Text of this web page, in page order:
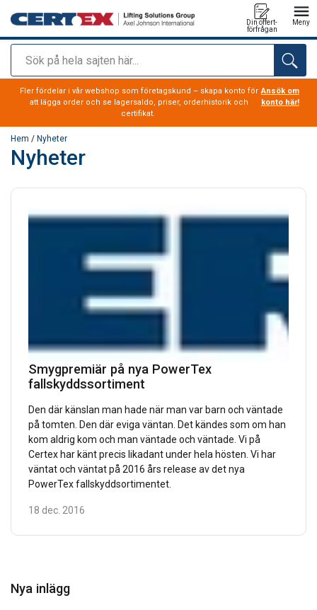
Sök
Din offert-
förfrågan
Meny
tillagd i varukorg
Fler fördelar i vår webshop som företagskund – skapa konto för
att lägga order och se lagersaldo, priser, orderhistorik och
certifikat.
Ansök om
konto här!
Hem / Nyheter
Nyheter
Smygpremiär på nya PowerTex
fallskyddssortiment
Den där känslan man hade när man var barn och väntade
på tomten. Den där eviga väntan. Det kändes som om han
kom aldrig kom och man väntade och väntade. Vi på
Certex har känt precis likadant under hela hösten. Vi har
väntat och väntat på 2016 års release av det nya
PowerTex fallskyddsortimentet.
18 dec. 2016
Nya inlägg